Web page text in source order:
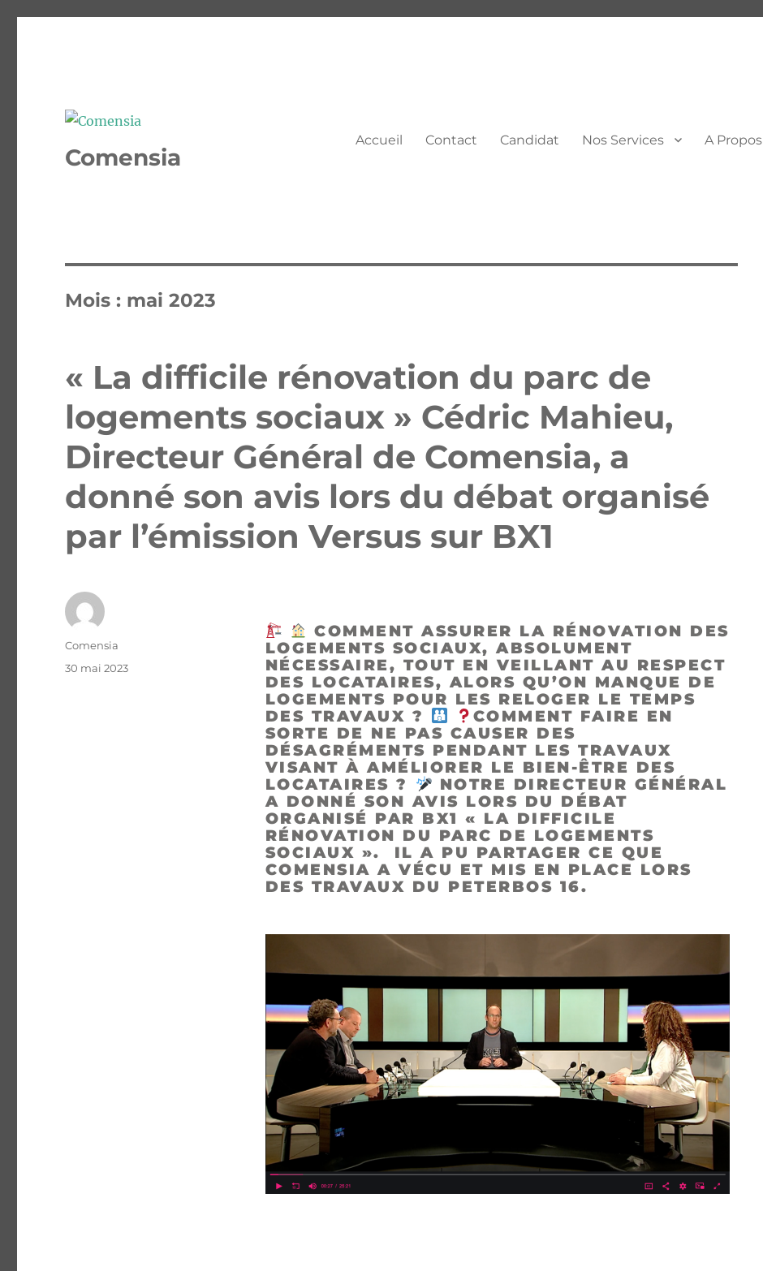
Comensia
Accueil Contact Candidat Nos Services A Propos
Mois : mai 2023
« La difficile rénovation du parc de
logements sociaux » Cédric Mahieu,
Directeur Général de Comensia, a
donné son avis lors du débat organisé
par l’émission Versus sur BX1
COMMENT ASSURER LA RÉNOVATION DES
LOGEMENTS SOCIAUX, ABSOLUMENT
NÉCESSAIRE, TOUT EN VEILLANT AU RESPECT
DES LOCATAIRES, ALORS QU’ON MANQUE DE
LOGEMENTS POUR LES RELOGER LE TEMPS
DES TRAVAUX ?
COMMENT FAIRE EN
SORTE DE NE PAS CAUSER DES
DÉSAGRÉMENTS PENDANT LES TRAVAUX
VISANT À AMÉLIORER LE BIEN-ÊTRE DES
LOCATAIRES ?
NOTRE DIRECTEUR GÉNÉRAL
A DONNÉ SON AVIS LORS DU DÉBAT
ORGANISÉ PAR BX1 « LA DIFFICILE
RÉNOVATION DU PARC DE LOGEMENTS
SOCIAUX ». IL A PU PARTAGER CE QUE
COMENSIA A VÉCU ET MIS EN PLACE LORS
DES TRAVAUX DU PETERBOS 16.
Comensia
30 mai 2023